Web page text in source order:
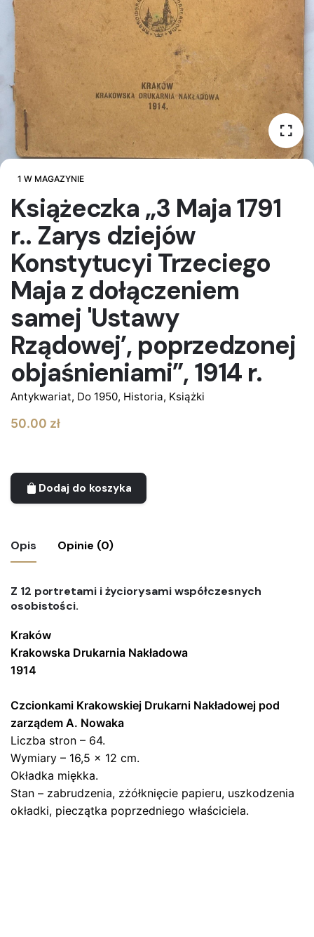
1 W MAGAZYNIE
Książeczka „3 Maja 1791
r.. Zarys dziejów
Konstytucyi Trzeciego
Maja z dołączeniem
samej 'Ustawy
Rządowej’, poprzedzonej
objaśnieniami”, 1914 r.
Antykwariat, Do 1950, Historia, Książki
50.00 zł
Dodaj do koszyka
Opis Opinie (0)
Z 12 portretami i życiorysami współczesnych
osobistości.
Kraków
Krakowska Drukarnia Nakładowa
1914
Czcionkami Krakowskiej Drukarni Nakładowej pod
zarządem A. Nowaka
Liczba stron – 64.
Wymiary – 16,5 x 12 cm.
Okładka miękka.
Stan – zabrudzenia, zżółknięcie papieru, uszkodzenia
okładki, pieczątka poprzedniego właściciela.
Nie ma jeszcze żadnych recenzji.
Bądź pierwszym recenzentem “Książeczka
„3 Maja 1791 r.. Zarys dziejów Konstytucyi
Trzeciego Maja z dołączeniem samej
'Ustawy Rządowej’, poprzedzonej
Twój adres email nie zostanie opublikowany. Wymagane
pola są oznaczone*
Oceń ten produkt:*
ZOSTAW ODPOWIEDŹ